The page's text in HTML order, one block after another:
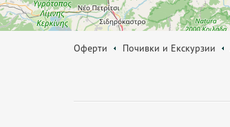
Оферти Почивки и Екскурзии